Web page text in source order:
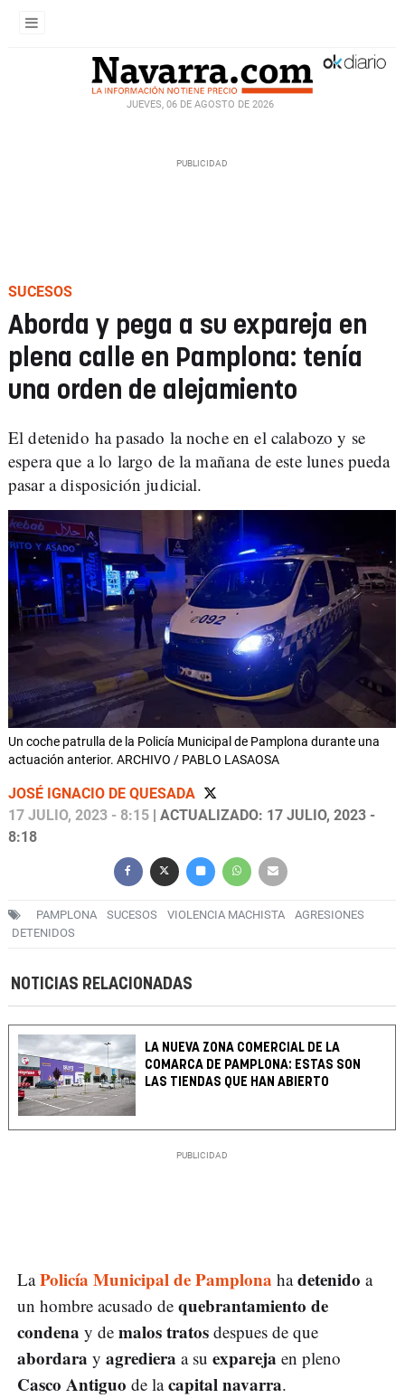
JUEVES, 06 DE AGOSTO DE 2026
SUCESOS
Aborda y pega a su expareja en
plena calle en Pamplona: tenía
una orden de alejamiento
El detenido ha pasado la noche en el calabozo y se
espera que a lo largo de la mañana de este lunes pueda
pasar a disposición judicial.
Un coche patrulla de la Policía Municipal de Pamplona durante una
actuación anterior. ARCHIVO / PABLO LASAOSA
JOSÉ IGNACIO DE QUESADA
17 JULIO, 2023 - 8:15 | ACTUALIZADO: 17 JULIO, 2023 -
8:18
PAMPLONA SUCESOS VIOLENCIA MACHISTA
AGRESIONES
DETENIDOS
NOTICIAS RELACIONADAS
LA NUEVA ZONA COMERCIAL DE LA
COMARCA DE PAMPLONA: ESTAS SON
LAS TIENDAS QUE HAN ABIERTO
LaPolicía Municipal de Pamplona hadetenido a
un hombre acusado de quebrantamiento de
condena y de malos tratos despues de que
abordara y agrediera a su expareja en pleno
Casco Antiguo de lacapital navarra.